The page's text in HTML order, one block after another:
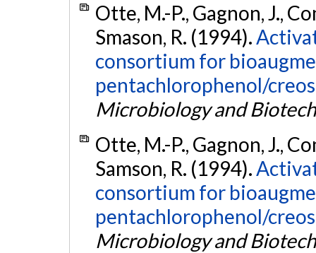
Otte, M.-P., Gagnon, J.,
Smason, R. (1994).
consortium for
pentachlorophenol/
Microbiology and
Otte, M.-P., Gagnon, J.,
Samson, R. (1994).
consortium for
pentachlorophenol/
Microbiology and